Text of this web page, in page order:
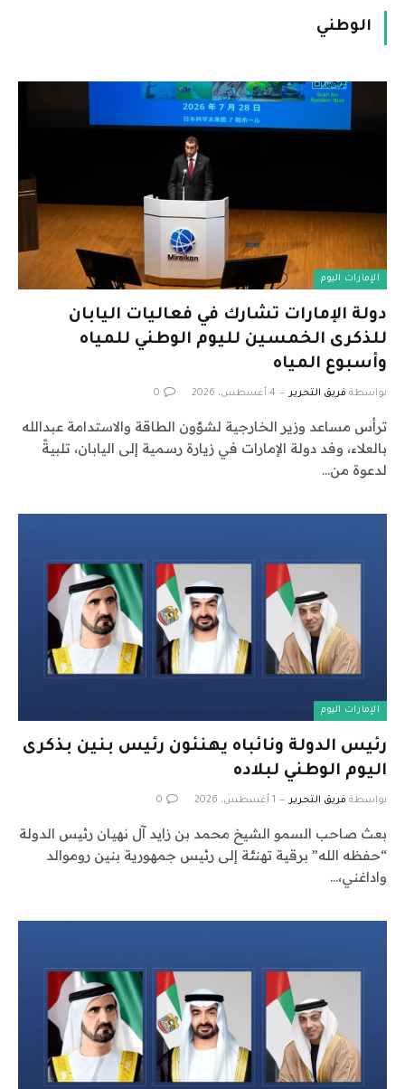
الوطني
الإمارات اليوم
دولة الإمارات تشارك في فعاليات اليابان
للذكرى الخمسين لليوم الوطني للمياه
وأسبوع المياه
بواسطة فريق التحرير 4 أغسطس، 2026 0
ترأس مساعد وزير الخارجية لشؤون الطاقة والاستدامة عبدالله
بالعلاء، وفد دولة الإمارات في زيارة رسمية إلى اليابان، تلبيةً
لدعوة من…
الإمارات اليوم
رئيس الدولة ونائباه يهنئون رئيس بنين بذكرى
اليوم الوطني لبلاده
بواسطة فريق التحرير 1 أغسطس، 2026 0
بعث صاحب السمو الشيخ محمد بن زايد آل نهيان رئيس الدولة
“حفظه الله” برقية تهنئة إلى رئيس جمهورية بنين روموالد
واداغني،…